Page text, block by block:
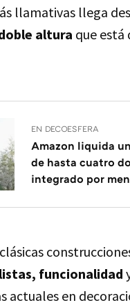
llamativas llega
altura que
EN DECOESFERA
Amazon liquida
de hasta cuatro
integrado por
funcionalidad
actuales en